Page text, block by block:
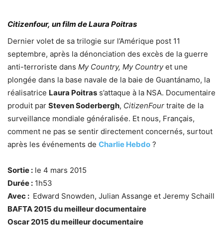
Citizenfour, un film de Laura Poitras
Dernier volet de sa trilogie sur l’Amérique post 11
septembre, après la dénonciation des excès de la guerre
anti-terroriste dans My Country, My Countryet une
plongée dans la base navale de la baie de Guantánamo, la
réalisatrice Laura Poitras s’attaque à la NSA. Documentaire
produit par Steven Soderbergh, CitizenFour traite de la
surveillance mondiale généralisée. Et nous, Français,
comment ne pas se sentir directement concernés, surtout
après les événements de Charlie Hebdo ?
Sortie : le 4 mars 2015
Durée : 1h53
Avec : Edward Snowden, Julian Assange et Jeremy Schaill
​BAFTA 2015 du meilleur documentaire
Oscar 2015 du meilleur documentaire